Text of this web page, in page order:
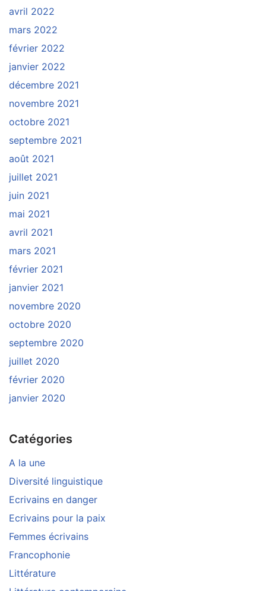
avril 2022
mars 2022
février 2022
janvier 2022
décembre 2021
novembre 2021
octobre 2021
septembre 2021
août 2021
juillet 2021
juin 2021
mai 2021
avril 2021
mars 2021
février 2021
janvier 2021
novembre 2020
octobre 2020
septembre 2020
juillet 2020
février 2020
janvier 2020
Catégories
A la une
Diversité linguistique
Ecrivains en danger
Ecrivains pour la paix
Femmes écrivains
Francophonie
Littérature